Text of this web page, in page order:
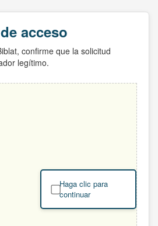
acceso
confirme que la solicitud
legítimo.
Haga clic para
continuar